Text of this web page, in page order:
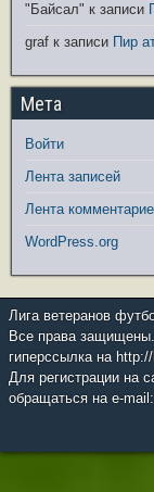
"Байсал" к записи
graf к записи Пир
Мета
Войти
Лента записей
Лента
WordPress.org
Лига ветеранов
Все права
гиперссылка на
Для регистрации на
обращаться на e-